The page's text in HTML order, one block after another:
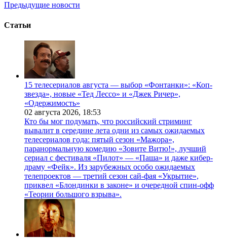
Предыдущие новости
Статьи
15 телесериалов августа — выбор «Фонтанки»: «Коп-
звезда», новые «Тед Лессо» и «Джек Ричер»,
«Одержимость»
02 августа 2026, 18:53
Кто бы мог подумать, что российский стриминг
вывалит в середине лета одни из самых ожидаемых
телесериалов года: пятый сезон «Мажора»,
паранормальную комедию «Зовите Витю!», лучший
сериал с фестиваля «Пилот» — «Паша» и даже кибер-
драму «Фейк». Из зарубежных особо ожидаемых
телепроектов — третий сезон сай-фая «Укрытие»,
приквел «Блондинки в законе» и очередной спин-офф
«Теории большого взрыва».